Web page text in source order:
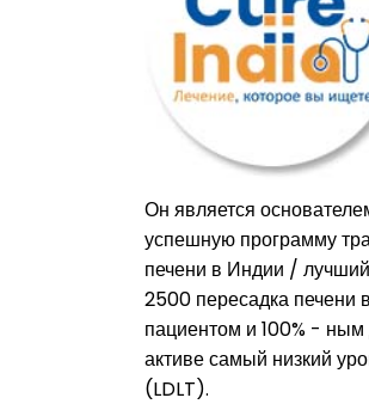
Он является
успешную программу
печени в Индии /
2500 пересадка
пациентом и 100% -
активе самый низкий
(LDLT).